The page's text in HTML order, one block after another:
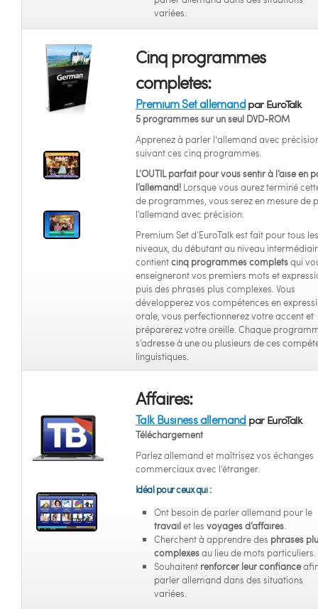
variées.
Cinq programmes
completes:
Premium Set allemand par EuroTalk
5 programmes sur un seul DVD-ROM
Apprenez à parler l'allemand avec
suivant ces cinq programmes.
L’OUTIL parfait pour vous sentir à l’aise en
l’allemand! Lorsque vous aurez terminé
de programmes, vous serez en mesure de
l’allemand avec précision.
Premium Set d’EuroTalk est fait pour tous les
niveaux, du débutant au niveau
contientcinq programmes completsqui
enseigneront vos premiers mots et
puis des phrases plus complexes. Vous
développerez vos compétences en
orale, vous perfectionnerez votre accent et
préparerez votre oreille. Chaque
s’adresse à une ou plusieurs de ces
linguistiques.
Affaires:
Talk Business allemand par EuroTalk
Téléchargement
Parlez allemand et maîtrisez vos échanges
commerciaux avec l’étranger.
Idéal pour ceux qui :
Ont besoin de parler allemand pour le
travailet les voyages d’affaires.
Cherchent à apprendre des phrases
complexesau lieu de mots particuliers.
Souhaitent renforcer leur confiance
parler allemand dans des situations
variées.